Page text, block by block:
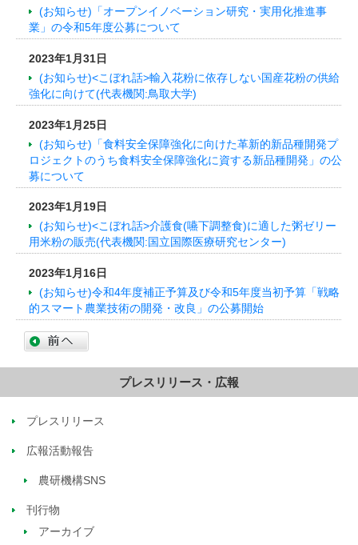
(お知らせ)「オープンイノベーション研究・実用化推進事
業」の令和5年度公募について
2023年1月31日
(お知らせ)<こぼれ話>輸入花粉に依存しない国産花粉の供給
強化に向けて(代表機関:鳥取大学)
2023年1月25日
(お知らせ)「食料安全保障強化に向けた革新的新品種開発プ
ロジェクトのうち食料安全保障強化に資する新品種開発」の公
募について
2023年1月19日
(お知らせ)<こぼれ話>介護食(嚥下調整食)に適した粥ゼリー
用米粉の販売(代表機関:国立国際医療研究センター)
2023年1月16日
(お知らせ)令和4年度補正予算及び令和5年度当初予算「戦略
的スマート農業技術の開発・改良」の公募開始
プレスリリース・広報
プレスリリース
広報活動報告
農研機構SNS
刊行物
アーカイブ